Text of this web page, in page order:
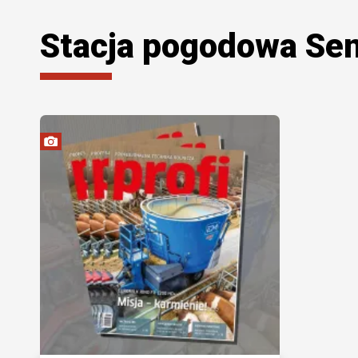
Stacja pogodowa